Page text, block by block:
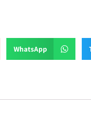
WhatsApp